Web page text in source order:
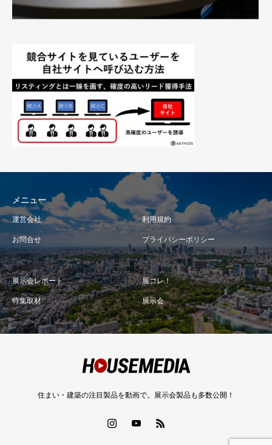
メニュー
運営会社 利用規約
お問合せ プライバシーポリシー
展示会レポート 展コレ！
特集取材 展示会
住まい・建築の注目製品を動画で。展示会製品も多数公開！